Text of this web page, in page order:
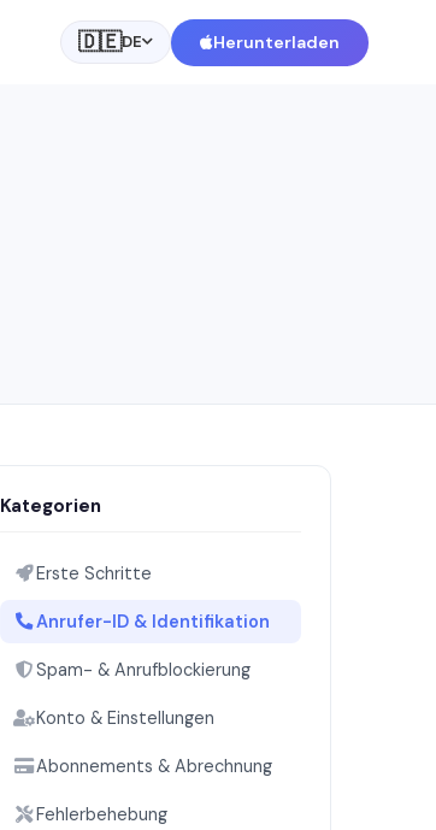
🇩🇪DE Herunterladen
Kategorien
Erste Schritte
Anrufer-ID & Identifikation
Spam- & Anrufblockierung
Konto & Einstellungen
Abonnements & Abrechnung
Fehlerbehebung